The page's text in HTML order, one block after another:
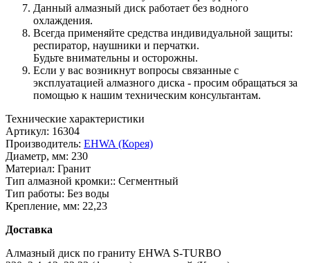
Данный алмазный диск работает без водного
охлаждения.
Всегда применяйте средства индивидуальной защиты:
респиратор, наушники и перчатки.
Будьте внимательны и осторожны.
Если у вас возникнут вопросы связанные с
эксплуатацией алмазного диска - просим обращаться за
помощью к нашим техническим консультантам.
Технические характеристики
Артикул: 16304
Производитель: EHWA (Корея)
Диаметр, мм: 230
Материал: Гранит
Тип алмазной кромки:: Сегментный
Тип работы: Без воды
Крепление, мм: 22,23
Доставка
Алмазный диск по граниту EHWA S-TURBO